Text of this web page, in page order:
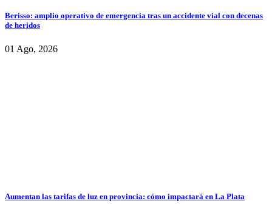
Berisso: amplio operativo de emergencia tras un accidente vial con decenas
de heridos
01 Ago, 2026
Aumentan las tarifas de luz en provincia: cómo impactará en La Plata